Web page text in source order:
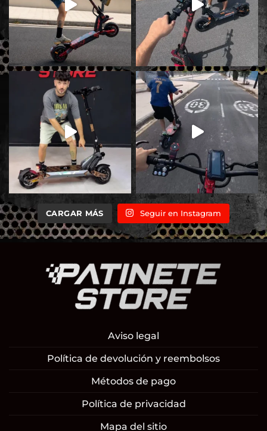
CARGAR MÁS Seguir en Instagram
Aviso legal
Política de devolución y reembolsos
Métodos de pago
Política de privacidad
Mapa del sitio